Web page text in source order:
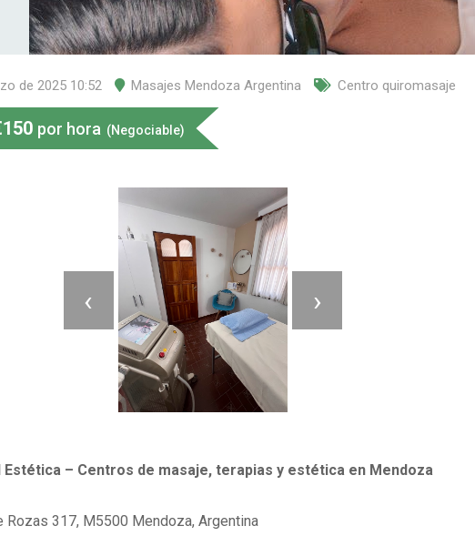
de 2025 10:52 Masajes Mendoza Argentina Centro quiromasaje
150 por hora (Negociable)
‹ ›
Estética – Centros de masaje, terapias y estética en Mendoza
Rozas 317, M5500 Mendoza, Argentina